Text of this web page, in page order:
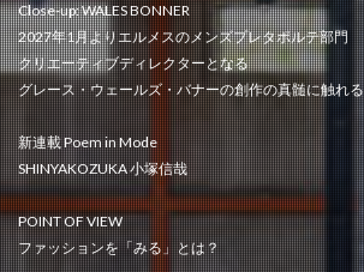
Close-up: WALES BONNER
2027年1月よりエルメスのメンズプレタポルテ部門
クリエーティブディレクターとなる
グレース・ウェールズ・バナーの創作の真髄に触れる
新連載 Poem in Mode
SHINYAKOZUKA 小塚信哉
POINT OF VIEW
ファッションを「みる」とは？